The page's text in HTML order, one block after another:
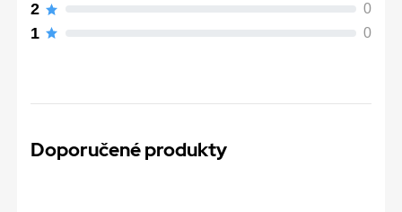
2 0
1 0
Doporučené produkty